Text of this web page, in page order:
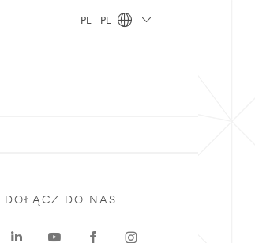
PL - PL
DOŁĄCZ DO NAS